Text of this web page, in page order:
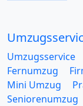
Umzugsservice
Fernumzug
Mini Umzug
Seniorenumzug